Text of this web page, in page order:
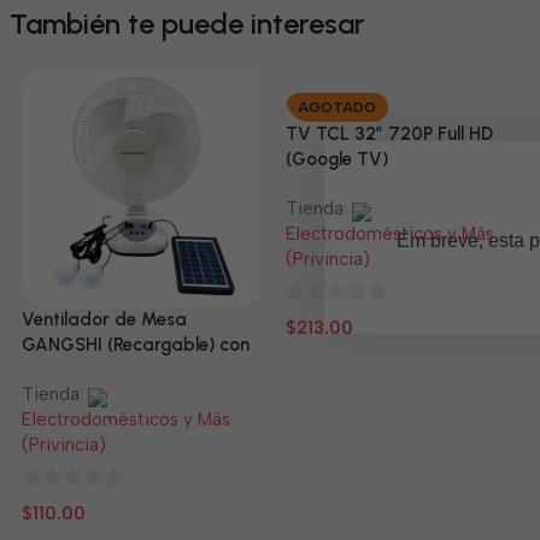
También te puede interesar
Ventilador de Mesa
GANGSHI (Recargable) con
Tienda:
Electrodomésticos y Más
(Privincia)
0
$110.00
AGOTADO
TV TCL 32” 720P Full HD
(Google TV)
Tienda:
Electrodomésticos y Más
(Privincia)
0
$213.00
Em breve, esta